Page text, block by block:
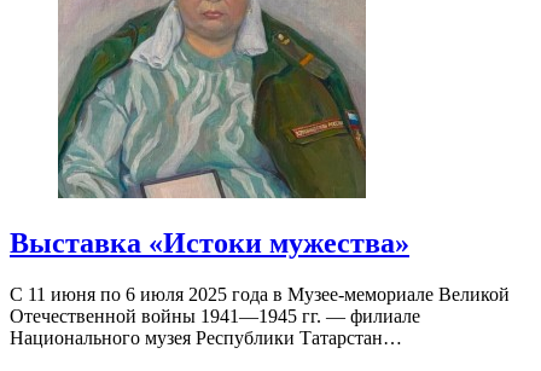
Выставка «Истоки мужества»
С 11 июня по 6 июля 2025 года в Музее-мемориале Великой
Отечественной войны 1941—1945 гг. — филиале
Национального музея Республики Татарстан…